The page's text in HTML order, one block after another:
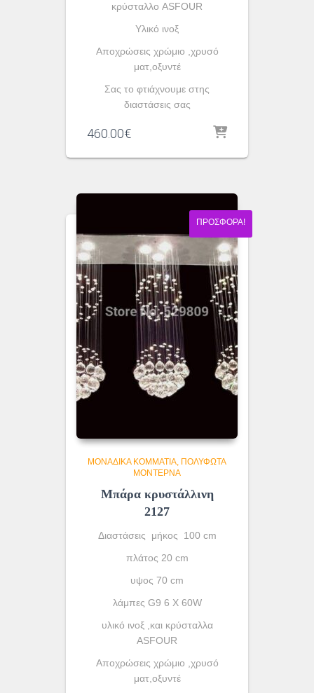
κρύσταλλο ASFOUR
Yλικό ινοξ
Αποχρώσεις χρώμιο ,χρυσό
ματ,οξυντέ
Σας το φτιάχνουμε στης
διαστάσεις σας
460.00€
ΠΡΟΣΦΟΡΆ!
ΜΟΝΆΔΙΚΑ ΚΟΜΜΆΤΙΑ ΠΟΛΎΦΩΤΑ
ΜΟΝΤΈΡΝΑ
Μπάρα κρυστάλλινη
2127
Διαστάσεις μήκος 100 cm
πλάτος 20 cm
υψος 70 cm
λάμπες G9 6 X 60W
υλικό ινοξ ,και κρύσταλλα
ASFOUR
Aποχρώσεις χρώμιο ,χρυσό
ματ,οξυντέ